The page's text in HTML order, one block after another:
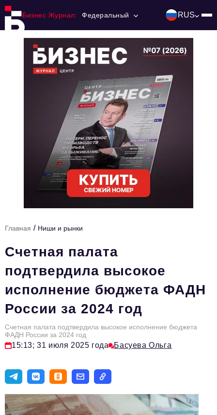
Бизнес Журнал: Федеральный RUS
Ниши и рынки
Технологии и тренды
HR
Персона номера
Юридический практикум
Стиль жизни
Туризм
Импортозамещение
Эксперты
Авторские материалы
Главная / Ниши и рынки
Счетная палата
подтвердила высокое
исполнение бюджета ФАДН
России за 2024 год
Счетная палата подтвердила высокое исполнение бюджета
ФАДН России за 2024 год
15:13; 31 июля 2025 года Басуева Ольга